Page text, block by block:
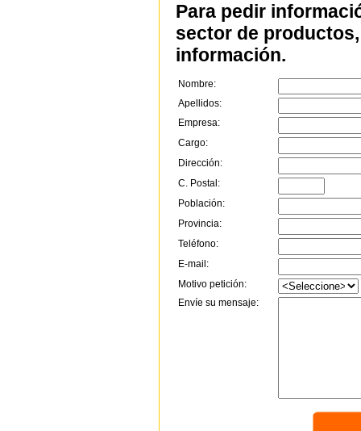
Para pedir
sector de
información.
Nombre:
Apellidos:
Empresa:
Cargo:
Dirección:
C. Postal:
Población:
Provincia:
Teléfono:
E-mail:
Motivo petición:
Envíe su mensaje: